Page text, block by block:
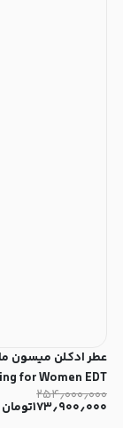
عطر ادکلن میسون
for Women EDT
۲۵۴٫۰۰۰٫۰۰۰
۱۷۳٫۹۰۰٫۰۰۰تومان